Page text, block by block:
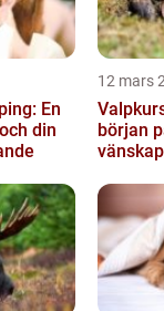
En
din
12 mars
början
vänskap